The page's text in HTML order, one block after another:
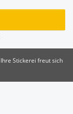
Ihre Stickerei freut sich